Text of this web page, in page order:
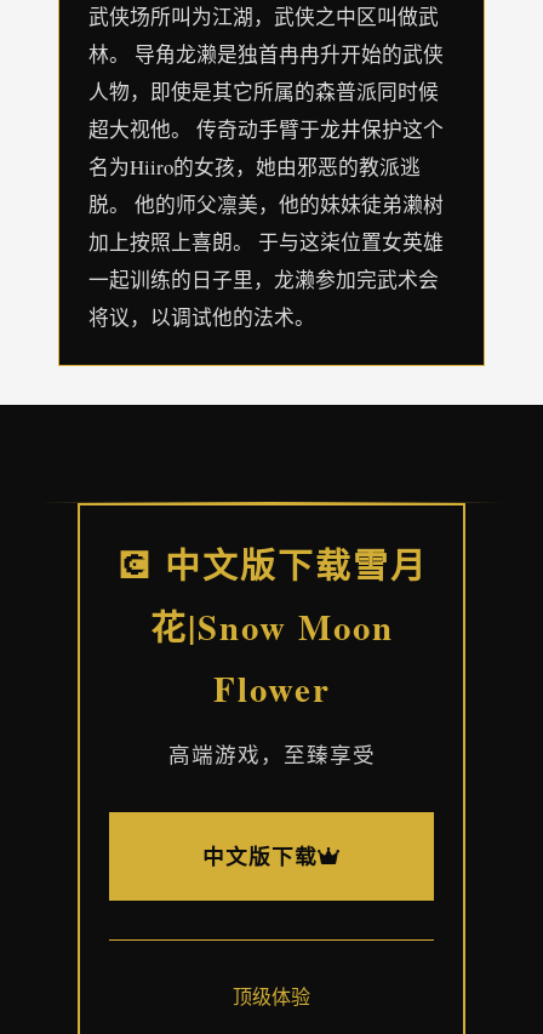
武侠场所叫为江湖，武侠之中区叫做武
林。 导角龙濑是独首冉冉升开始的武侠
人物，即使是其它所属的森普派同时候
超大视他。 传奇动手臂于龙井保护这个
名为Hiiro的女孩，她由邪恶的教派逃
脱。 他的师父凛美，他的妹妹徒弟濑树
加上按照上喜朗。 于与这柒位置女英雄
一起训练的日子里，龙濑参加完武术会
将议，以调试他的法术。
💽 中文版下载雪月
花|Snow Moon
Flower
高端游戏，至臻享受
中文版下载
顶级体验